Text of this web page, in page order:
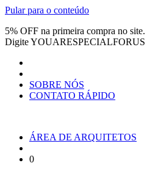
Pular para o conteúdo
5% OFF na primeira compra no site.
DigiteYOUARESPECIALFORUS
SOBRE NÓS
CONTATO RÁPIDO
ÁREA DE ARQUITETOS
0